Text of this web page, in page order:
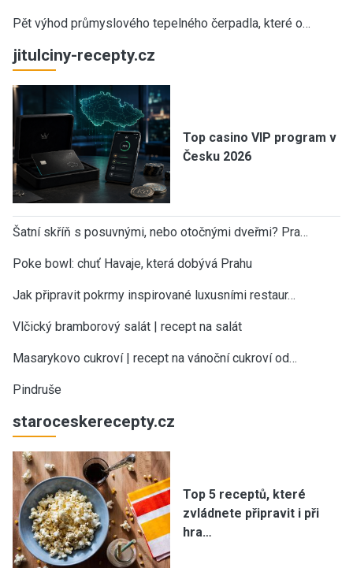
Pět výhod průmyslového tepelného čerpadla, které o…
jitulciny-recepty.cz
Top casino VIP program v
Česku 2026
Šatní skříň s posuvnými, nebo otočnými dveřmi? Pra…
Poke bowl: chuť Havaje, která dobývá Prahu
Jak připravit pokrmy inspirované luxusními restaur…
Vlčický bramborový salát | recept na salát
Masarykovo cukroví | recept na vánoční cukroví od…
Pindruše
staroceskerecepty.cz
Top 5 receptů, které
zvládnete připravit i při
hra…